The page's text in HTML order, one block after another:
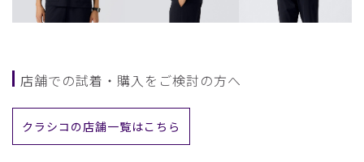
店舗での試着・購入をご検討の方へ
クラシコの店舗一覧はこちら